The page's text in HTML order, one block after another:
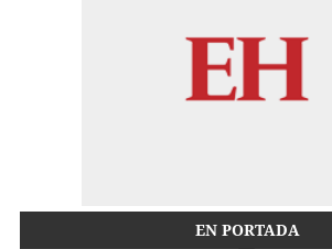
EN PORTADA